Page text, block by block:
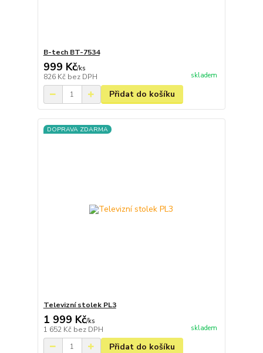
B-tech BT-7534
999 Kč/ks
826 Kč bez DPH skladem
Přidat do košíku
DOPRAVA ZDARMA
Televizní stolek PL3
1 999 Kč/ks
1 652 Kč bez DPH skladem
Přidat do košíku